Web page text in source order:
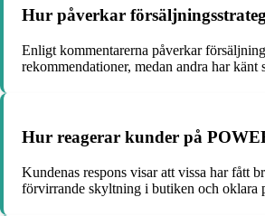
Hur påverkar
Enligt kommentarerna påverkar
rekommendationer, medan andra har känt
Hur reagerar kunder på
Kundenas respons visar att vissa har fått
förvirrande skyltning i butiken och oklara